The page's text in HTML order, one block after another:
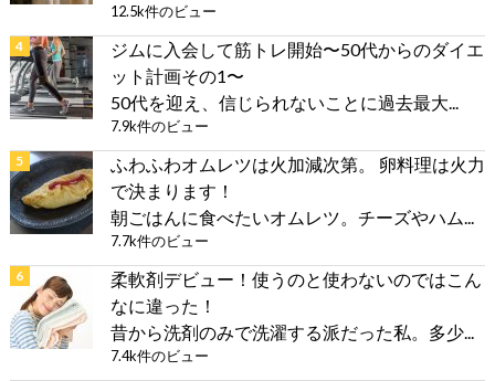
12.5k件のビュー
ジムに入会して筋トレ開始〜50代からのダイエ
ット計画その1〜
50代を迎え、信じられないことに過去最大...
7.9k件のビュー
ふわふわオムレツは火加減次第。 卵料理は火力
で決まります！
朝ごはんに食べたいオムレツ。チーズやハム...
7.7k件のビュー
柔軟剤デビュー！使うのと使わないのではこん
なに違った！
昔から洗剤のみで洗濯する派だった私。多少...
7.4k件のビュー